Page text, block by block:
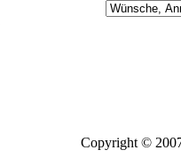
Copyright ©